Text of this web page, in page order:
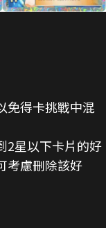
免得卡挑戰中混
2星以下卡片的好
考慮刪除該好